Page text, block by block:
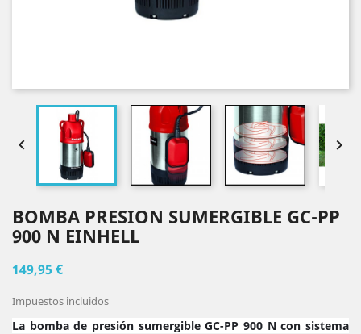
 
BOMBA PRESION SUMERGIBLE GC-PP
900 N EINHELL
149,95 €
Impuestos incluidos
La bomba de presión sumergible GC-PP 900 N con sistema